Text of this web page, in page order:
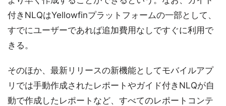
付きNLQはYellowfinプラットフォームの一部として、
すでにユーザーであれば追加費用なしですぐに利用で
きる。
そのほか、最新リリースの新機能としてモバイルアプ
リでは手動作成されたレポートやガイド付きNLQが自
動で作成したレポートなど、すべてのレポートコンテ